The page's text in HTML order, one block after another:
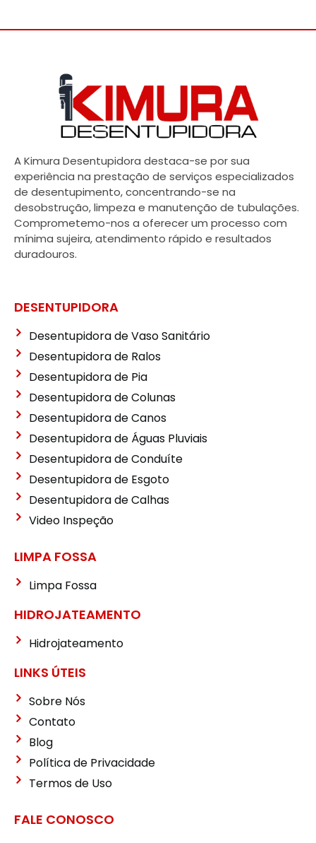
A Kimura Desentupidora destaca-se por sua
experiência na prestação de serviços especializados
de desentupimento, concentrando-se na
desobstrução, limpeza e manutenção de tubulações.
Comprometemo-nos a oferecer um processo com
mínima sujeira, atendimento rápido e resultados
duradouros.
DESENTUPIDORA
Desentupidora de Vaso Sanitário
Desentupidora de Ralos
Desentupidora de Pia
Desentupidora de Colunas
Desentupidora de Canos
Desentupidora de Águas Pluviais
Desentupidora de Conduíte
Desentupidora de Esgoto
Desentupidora de Calhas
Video Inspeção
LIMPA FOSSA
Limpa Fossa
HIDROJATEAMENTO
Hidrojateamento
LINKS ÚTEIS
Sobre Nós
Contato
Blog
Política de Privacidade
Termos de Uso
FALE CONOSCO